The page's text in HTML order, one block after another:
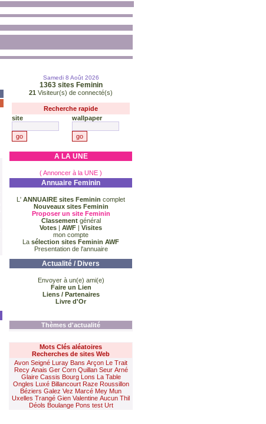
Samedi 8 Août 2026
1363sites Feminin
21 Visiteur(s) de connecté(s)
Recherche rapide
site
wallpaper
A LA UNE
( Annoncer à la UNE )
Annuaire Feminin
L' ANNUAIRE sites Feminin complet
Nouveaux sites Feminin
Proposer un site Feminin
Classementgénéral
Votes | AWF | Visites
mon compte
La sélection sites Feminin AWF
Presentation de l'annuaire
Actualité / Divers
Envoyer à un(e) ami(e)
Faire un Lien
Liens / Partenaires
Livre d'Or
Thèmes d'actualité
Mots Clés aléatoires
Recherches de sites Web
Avon Seigné Luray Bans Arçon Le Trait
Recy Anais Ger Corn Quillan Seur Arné
Glaire Cassis Bourg Lons La Table
Ongles Luxé Billancourt Raze Roussillon
Béziers Galez Vez Marcé Mey Mun
Uxelles Trangé Gien Valentine Aucun Thil
Déols Boulange Pons test Urt